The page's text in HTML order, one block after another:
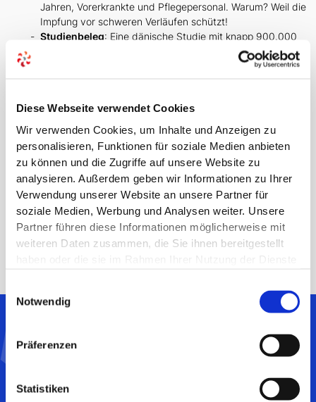
Diese Webseite verwendet Cookies
Wir verwenden Cookies, um Inhalte und Anzeigen zu
personalisieren, Funktionen für soziale Medien anbieten
zu können und die Zugriffe auf unsere Website zu
analysieren. Außerdem geben wir Informationen zu Ihrer
Verwendung unserer Website an unsere Partner für
soziale Medien, Werbung und Analysen weiter. Unsere
Partner führen diese Informationen möglicherweise mit
weiteren Daten zusammen, die Sie ihnen bereitgestellt
Notwendig
Präferenzen
Statistiken
Jahren, Vorerkrankte und Pflegepersonal. Warum? Weil die
Impfung vor schweren Verläufen schützt!
Studienbeleg: Eine dänische Studie mit knapp 900.000
Personen über 65 Jahren zeigt: Auffrischimpfungen
Woche 35, Saison 2024/2025)
Impfquoten: Nur 20,9 % der über 60-Jährigen haben
sich gegen COVID-19 impfen lassen – im Vergleich zu
38,2 % bei der Grippeimpfung. Zu wenig!
Fazit: COVID-19 und Influenza sind beide
gefährlich. Besonders wichtig für Risikogruppen.
medizinischen Nutzen Ihres